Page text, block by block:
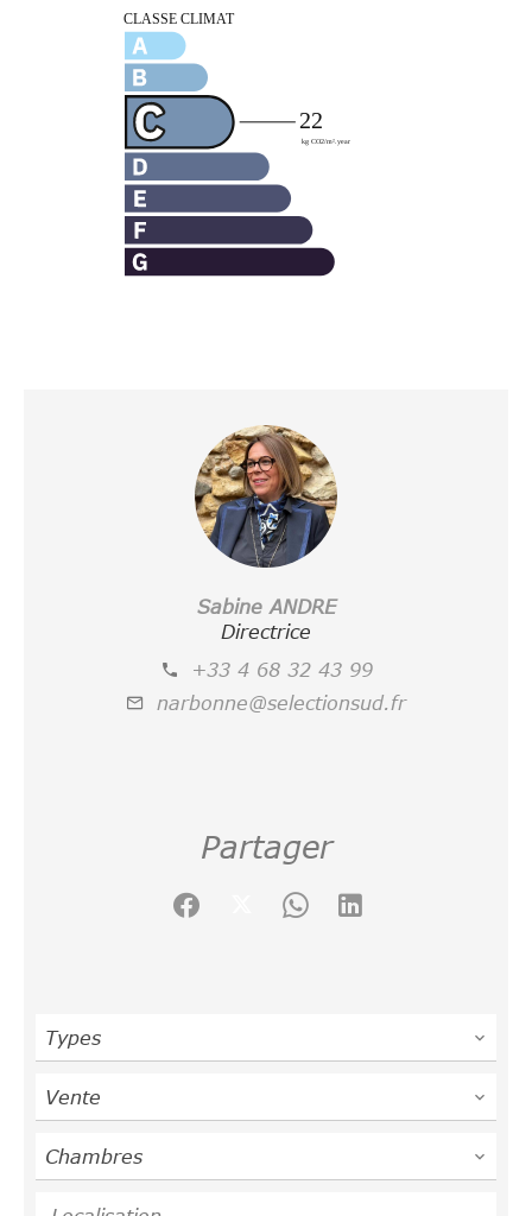
Sabine ANDRE
Directrice
+33 4 68 32 43 99
narbonne@selectionsud.fr
Partager
Types
Vente
Chambres